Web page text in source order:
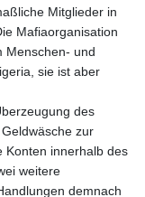
Mitglieder in
Mafiaorganisation
Menschen- und
sie ist aber
des
zur
Konten innerhalb des
weitere
demnach